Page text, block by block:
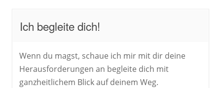
Ich begleite dich!
Wenn du magst, schaue ich mir mit dir deine
Herausforderungen an begleite dich mit
ganzheitlichem Blick auf deinem Weg.